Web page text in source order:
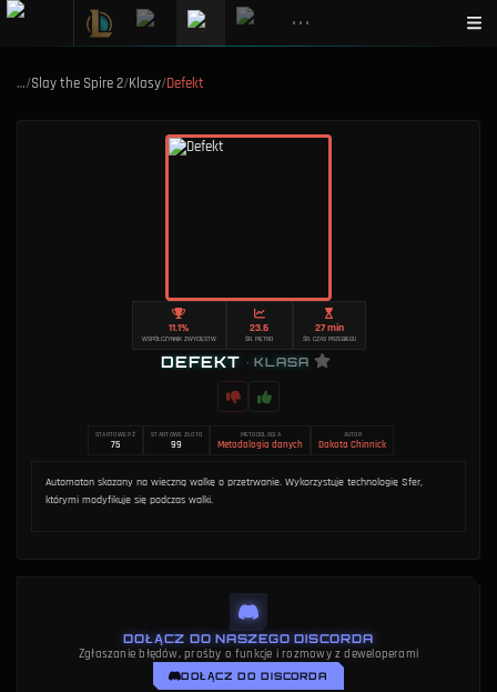
•••
…/Slay the Spire 2/Klasy/Defekt
WSPÓŁCZYNNIK ZWYCIĘSTW
11.1%
ŚR. PIĘTRO
23.6
ŚR. CZAS PRZEBIEGU
27 min
DEFEKT • KLASA
STARTOWE PŻ
75
STARTOWE ZŁOTO
99
METODOLOGIA
Metodologia danych
AUTOR
Dakota Chinnick
Automaton skazany na wieczną walkę o przetrwanie. Wykorzystuje technologię Sfer,
którymi modyfikuje się podczas walki.
DOŁĄCZ DO NASZEGO DISCORDA
Zgłaszanie błędów, prośby o funkcje i rozmowy z deweloperami
DOŁĄCZ DO DISCORDA